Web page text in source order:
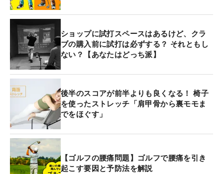
ショップに試打スペースはあるけど、クラ
ブの購入前に試打は必ずする？ それともし
ない？【あなたはどっち派】
後半のスコアが前半よりも良くなる！ 椅子
を使ったストレッチ「肩甲骨から裏モモま
でをほぐす」
【ゴルフの腰痛問題】ゴルフで腰痛を引き
起こす要因と予防法を解説